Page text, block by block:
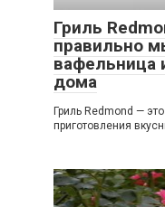
Гриль
правильно
вафельница
дома
Гриль Redmond —
приготовления